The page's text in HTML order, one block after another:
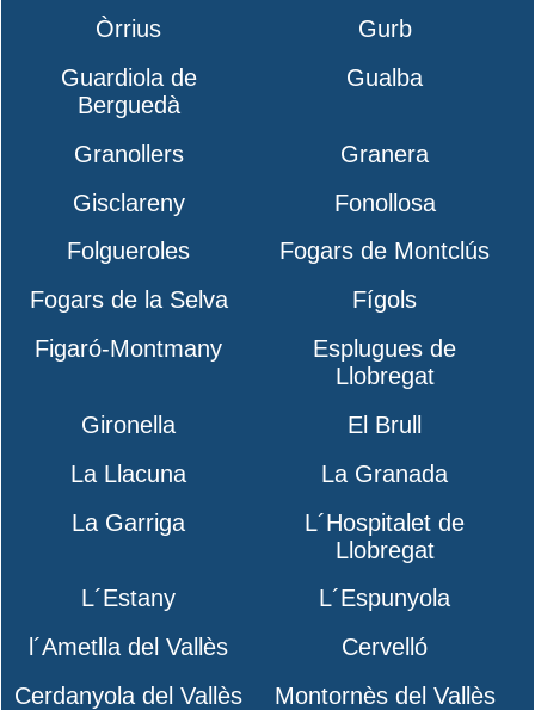
Òrrius
Gurb
Guardiola de
Berguedà
Gualba
Granollers
Granera
Gisclareny
Fonollosa
Folgueroles
Fogars de Montclús
Fogars de la Selva
Fígols
Figaró-Montmany
Esplugues de
Llobregat
Gironella
El Brull
La Llacuna
La Granada
La Garriga
L´Hospitalet de
Llobregat
L´Estany
L´Espunyola
l´Ametlla del Vallès
Cervelló
Cerdanyola del Vallès
Montornès del Vallès